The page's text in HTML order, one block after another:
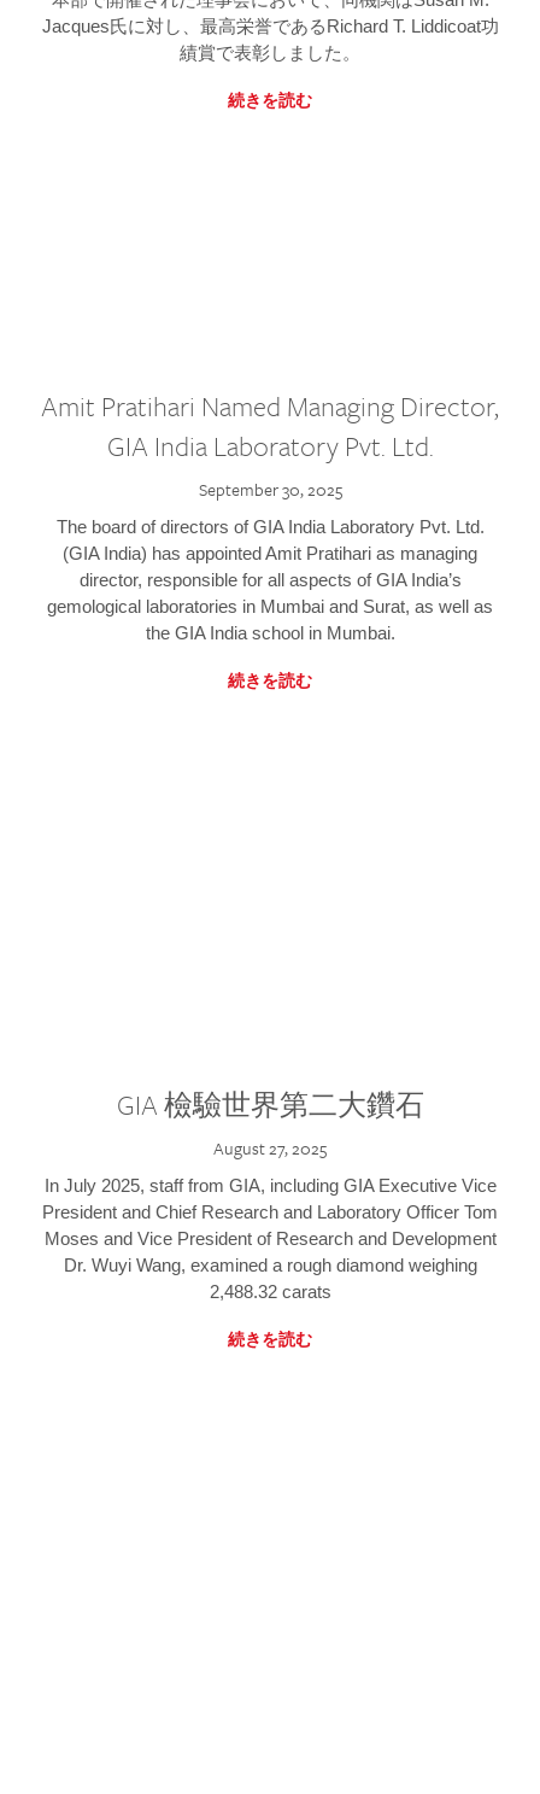
Jacques氏に対し、最高栄誉であるRichard T. Liddicoat功
績賞で表彰しました。
続きを読む
Amit Pratihari Named Managing Director,
GIA India Laboratory Pvt. Ltd.
September 30, 2025
The board of directors of GIA India Laboratory Pvt. Ltd.
(GIA India) has appointed Amit Pratihari as managing
director, responsible for all aspects of GIA India’s
gemological laboratories in Mumbai and Surat, as well as
the GIA India school in Mumbai.
続きを読む
GIA 檢驗世界第二大鑽石
August 27, 2025
In July 2025, staff from GIA, including GIA Executive Vice
President and Chief Research and Laboratory Officer Tom
Moses and Vice President of Research and Development
Dr. Wuyi Wang, examined a rough diamond weighing
2,488.32 carats
続きを読む